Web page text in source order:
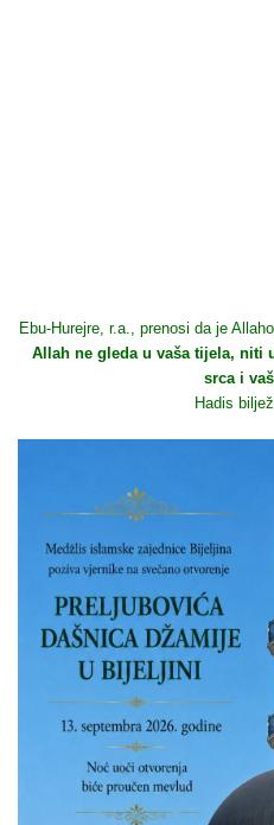
Ebu-Hurejre, r.a., prenosi da je
Allah ne gleda u vaša tijela, niti
srca i
Hadis